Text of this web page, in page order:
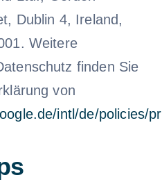
Dublin 4, Ireland,
Weitere
finden Sie
von
intl/de/policies/